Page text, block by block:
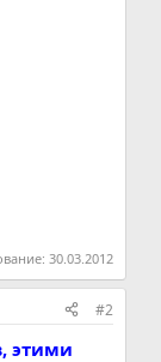
30.03.2012
#2
этими